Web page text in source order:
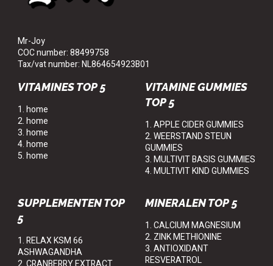
Mr-Joy
COC number: 88499758
Tax/vat number: NL864654923B01
VITAMINES TOP 5
1. home
2. home
3. home
4. home
5. home
VITAMINE GUMMIES
TOP 5
1. APPLE CIDER GUMMIES
2. WEERSTAND STEUN
GUMMIES
3. MULTIVIT BASIS GUMMIES
4. MULTIVIT KIND GUMMIES
SUPPLEMENTEN TOP
5
1. RELAX KSM 66
ASHWAGANDHA
MINERALEN TOP 5
1. CALCIUM MAGNESIUM
2. ZINK METHIONINE
3. ANTIOXIDANT
RESVERATROL